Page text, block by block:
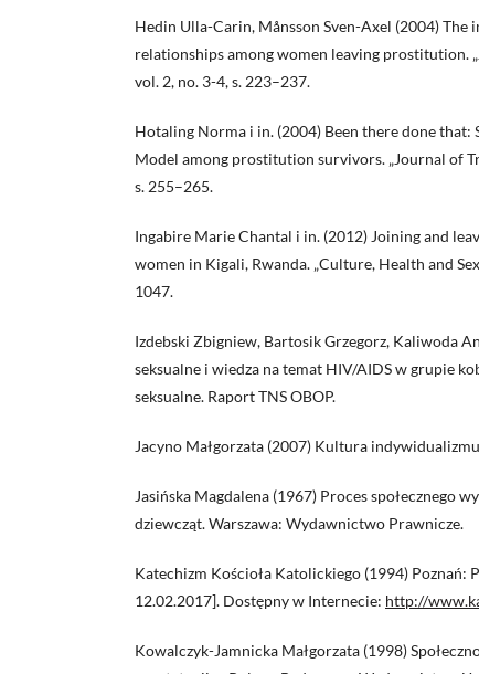
Hedin Ulla-Carin, Månsson Sven-Axel (2004)
relationships among women leaving prostitution.
vol. 2, no. 3-4, s. 223–237.
Hotaling Norma i in. (2004) Been there done that:
Model among prostitution survivors. „Journal of
s. 255–265.
Ingabire Marie Chantal i in. (2012) Joining and
women in Kigali, Rwanda. „Culture, Health and
1047.
Izdebski Zbigniew, Bartosik Grzegorz, Kaliwoda
seksualne i wiedza na temat HIV/AIDS w grupie
seksualne. Raport TNS OBOP.
Jacyno Małgorzata (2007) Kultura
Jasińska Magdalena (1967) Proces społecznego
dziewcząt. Warszawa: Wydawnictwo Prawnicze.
Katechizm Kościoła Katolickiego (1994) Poznań:
12.02.2017]. Dostępny w Internecie: http://
Kowalczyk-Jamnicka Małgorzata (1998)